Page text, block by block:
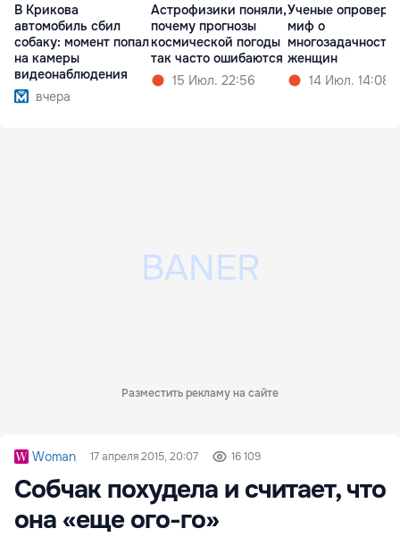
В Крикова
автомобиль сбил
собаку: момент попал
на камеры
видеонаблюдения
вчера
Астрофизики поняли,
почему прогнозы
космической погоды
так часто ошибаются
15 Июл. 22:56
Ученые
миф о
многозадачности
женщин
14 Июл. 14:08
Разместить рекламу на сайте
Woman 17 апреля 2015, 20:07 16 109
Собчак похудела и считает, что
она «еще ого-го»